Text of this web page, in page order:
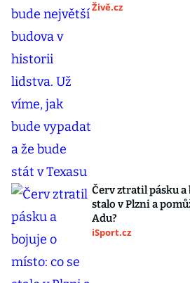
Živě.cz
Červ ztratil pásku a
stalo v Plzni a
Adu?
iSport.cz